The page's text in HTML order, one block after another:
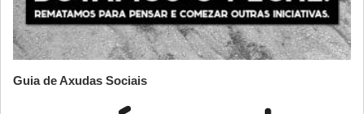
Guia de Axudas Sociais